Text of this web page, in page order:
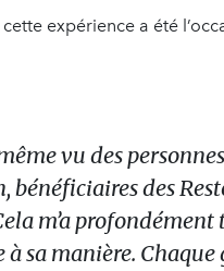
expérience a été
vu des
bénéficiaires des
m’a profondément
à sa manière. Chaque